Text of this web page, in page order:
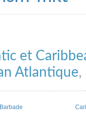
et
Atlantique,